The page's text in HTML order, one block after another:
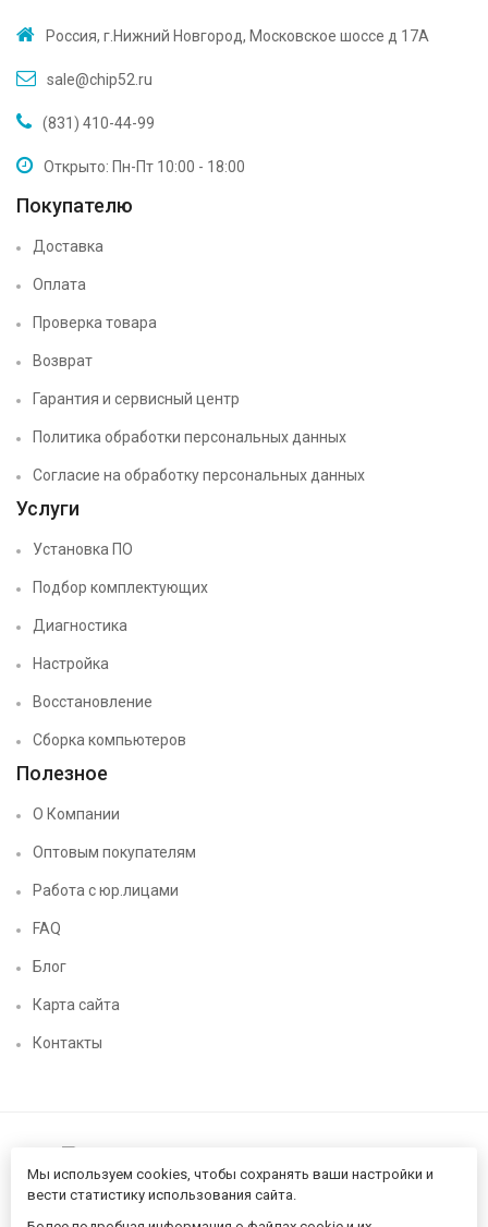
Россия, г.Нижний Новгород, Московское шоссе д 17А
sale@chip52.ru
(831) 410-44-99
Открыто: Пн-Пт 10:00 - 18:00
Покупателю
Доставка
Оплата
Проверка товара
Возврат
Гарантия и сервисный центр
Политика обработки персональных данных
Согласие на обработку персональных данных
Услуги
Установка ПО
Подбор комплектующих
Диагностика
Настройка
Восстановление
Сборка компьютеров
Полезное
О Компании
Оптовым покупателям
Работа с юр.лицами
FAQ
Блог
Карта сайта
Контакты
Мы используем cookies, чтобы сохранять ваши настройки и
вести статистику использования сайта.